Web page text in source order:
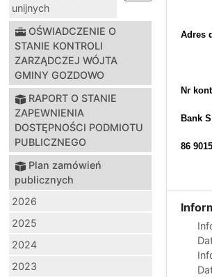
unijnych
OŚWIADCZENIE O
STANIE KONTROLI
ZARZĄDCZEJ WÓJTA
GMINY GOZDOWO
RAPORT O STANIE
ZAPEWNIENIA
DOSTĘPNOŚCI PODMIOTU
PUBLICZNEGO
Plan zamówień
publicznych
2026
2025
2024
2023
Adres
Nr
Bank
86